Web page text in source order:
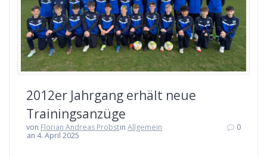
2012er Jahr­gang erhält neue
Trainingsanzüge
von Florian Andreas ProbstinAllgemein
an 4. April 2025
0